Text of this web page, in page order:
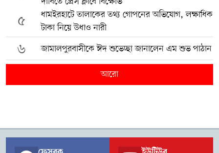
৫
ধামইরহাটে তালাকের তথ্য গোপনের অভিযোগ, লক্ষাধিক
টাকা নিয়ে উধাও নারী
৬ জামালপুরবাসীকে ঈদ শুভেচ্ছা জানালেন এম শুভ পাঠান
আরো